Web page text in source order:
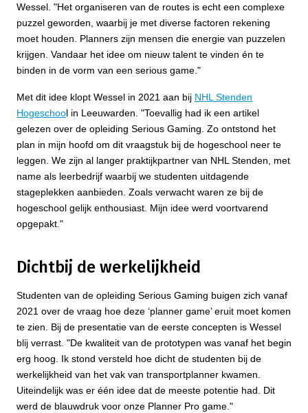
Wessel. "Het organiseren van de routes is echt een complexe
puzzel geworden, waarbij je met diverse factoren rekening
moet houden. Planners zijn mensen die energie van puzzelen
krijgen. Vandaar het idee om nieuw talent te vinden én te
binden in de vorm van een serious game."
Met dit idee klopt Wessel in 2021 aan bij NHL Stenden
Hogeschool in Leeuwarden. "Toevallig had ik een artikel
gelezen over de opleiding Serious Gaming. Zo ontstond het
plan in mijn hoofd om dit vraagstuk bij de hogeschool neer te
leggen. We zijn al langer praktijkpartner van NHL Stenden, met
name als leerbedrijf waarbij we studenten uitdagende
stageplekken aanbieden. Zoals verwacht waren ze bij de
hogeschool gelijk enthousiast. Mijn idee werd voortvarend
opgepakt."
Dichtbij de werkelijkheid
Studenten van de opleiding Serious Gaming buigen zich vanaf
2021 over de vraag hoe deze ‘planner game’ eruit moet komen
te zien. Bij de presentatie van de eerste concepten is Wessel
blij verrast. "De kwaliteit van de prototypen was vanaf het begin
erg hoog. Ik stond versteld hoe dicht de studenten bij de
werkelijkheid van het vak van transportplanner kwamen.
Uiteindelijk was er één idee dat de meeste potentie had. Dit
werd de blauwdruk voor onze Planner Pro game."